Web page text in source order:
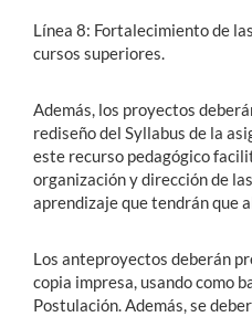
Línea 8: Fortalecimiento de
cursos superiores.
Además, los proyectos
rediseño del Syllabus de la
este recurso pedagógico
organización y dirección de
aprendizaje que tendrán que
Los anteproyectos deberán
copia impresa, usando como
Postulación. Además, se